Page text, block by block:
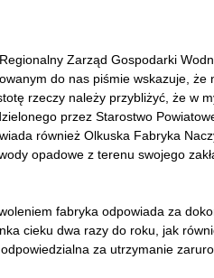
Zarząd Gospodarki
do nas piśmie wskazuje, że
rzeczy należy przybliżyć, że w
przez Starostwo
również Olkuska Fabryka
opadowe z terenu swojego
fabryka odpowiada za
cieku dwa razy do roku, jak
za utrzymanie